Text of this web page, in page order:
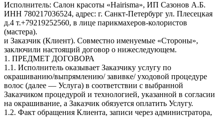
Исполнитель: Салон красоты «Hairisma», ИП Сазонов А.Б.
ИНН 780217036524, адрес: г. Санкт-Петербург ул. Плесецкая
д.4 т.+79219252560, в лице парикмахеров-колористов
(мастера).
и Заказчик (Клиент). Совместно именуемые «Стороны»,
заключили настоящий договор о нижеследующем.
1. ПРЕДМЕТ ДОГОВОРА
1.1. Исполнитель оказывает Заказчику услугу по
окрашиванию/выпрямлению/ завивке/ уходовой процедуре
волос (далее — Услуга) в соответствии с выбранной
Заказчиком процедурой и технологией, указанной в согласии
на окрашивание, а Заказчик обязуется оплатить Услугу.
1.2. Факт обращения Клиента, записи через администратора,